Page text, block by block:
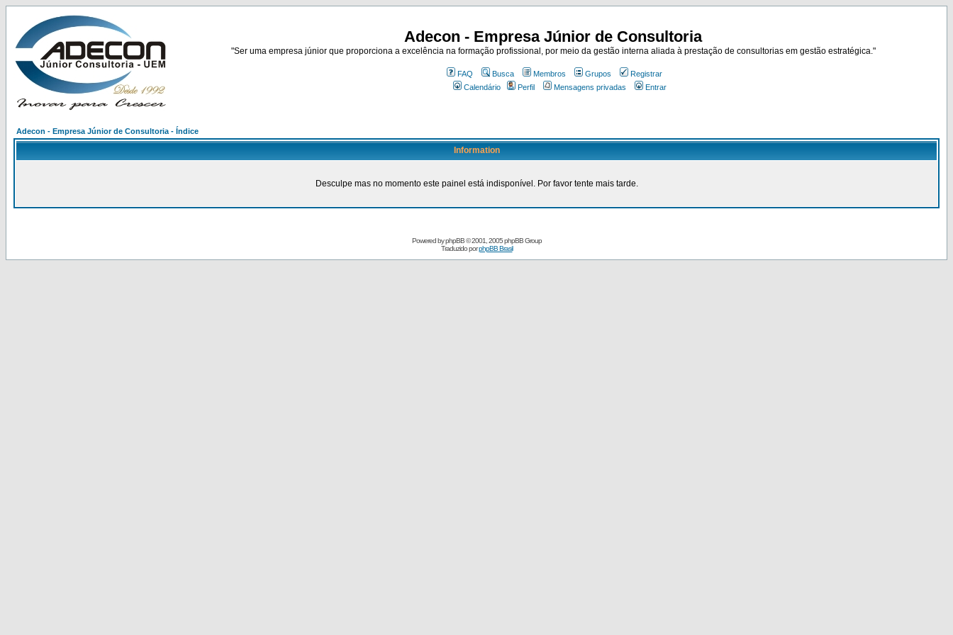
Adecon - Empresa Júnior de Consultoria
"Ser uma empresa júnior que proporciona a excelência na formação profissional, por meio da gestão interna aliada à prestação de consultorias em gestão estratégica."
FAQ Busca Membros Grupos
Registrar
Calendário
Perfil Mensagens privadas Entrar
Adecon - Empresa Júnior de Consultoria - Índice
Information
Desculpe mas no momento este painel está indisponível. Por favor tente mais tarde.
Powered byphpBB© 2001, 2005 phpBB Group
Traduzido porphpBB Brasil